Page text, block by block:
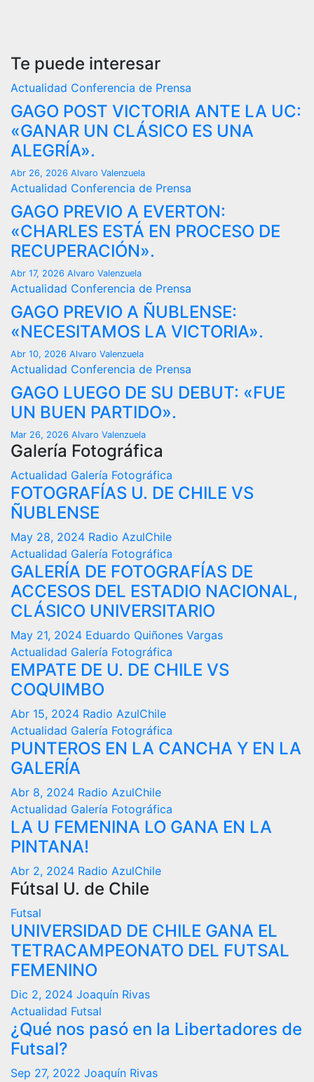
Te puede interesar
Actualidad Conferencia de Prensa
GAGO POST VICTORIA ANTE LA UC:
«GANAR UN CLÁSICO ES UNA
ALEGRÍA».
Abr 26, 2026 Alvaro Valenzuela
Actualidad Conferencia de Prensa
GAGO PREVIO A EVERTON:
«CHARLES ESTÁ EN PROCESO DE
RECUPERACIÓN».
Abr 17, 2026 Alvaro Valenzuela
Actualidad Conferencia de Prensa
GAGO PREVIO A ÑUBLENSE:
«NECESITAMOS LA VICTORIA».
Abr 10, 2026 Alvaro Valenzuela
Actualidad Conferencia de Prensa
GAGO LUEGO DE SU DEBUT: «FUE
UN BUEN PARTIDO».
Mar 26, 2026 Alvaro Valenzuela
Galería Fotográfica
Actualidad Galería Fotográfica
FOTOGRAFÍAS U. DE CHILE VS
ÑUBLENSE
May 28, 2024 Radio AzulChile
Actualidad Galería Fotográfica
GALERÍA DE FOTOGRAFÍAS DE
ACCESOS DEL ESTADIO NACIONAL,
CLÁSICO UNIVERSITARIO
May 21, 2024 Eduardo Quiñones Vargas
Actualidad Galería Fotográfica
EMPATE DE U. DE CHILE VS
COQUIMBO
Abr 15, 2024 Radio AzulChile
Actualidad Galería Fotográfica
PUNTEROS EN LA CANCHA Y EN LA
GALERÍA
Abr 8, 2024 Radio AzulChile
Actualidad Galería Fotográfica
LA U FEMENINA LO GANA EN LA
PINTANA!
Abr 2, 2024 Radio AzulChile
Fútsal U. de Chile
Futsal
UNIVERSIDAD DE CHILE GANA EL
TETRACAMPEONATO DEL FUTSAL
FEMENINO
Dic 2, 2024 Joaquín Rivas
Actualidad Futsal
¿Qué nos pasó en la Libertadores de
Futsal?
Sep 27, 2022 Joaquín Rivas